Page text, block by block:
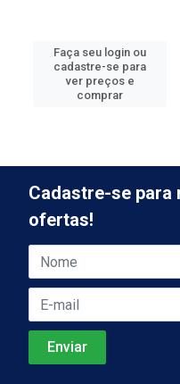
Faça seu login ou
cadastre-se para
ver preços e
comprar
Cadastre-se para
ofertas!